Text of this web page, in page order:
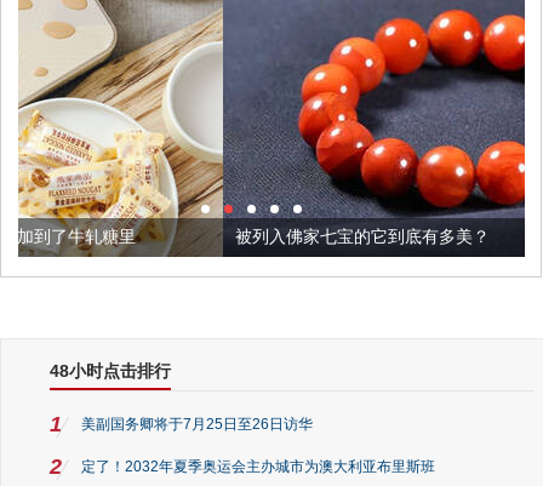
被列入佛家七宝的它到底有多美？
48小时点击排行
1 美副国务卿将于7月25日至26日访华
2 定了！2032年夏季奥运会主办城市为澳大利亚布里斯班